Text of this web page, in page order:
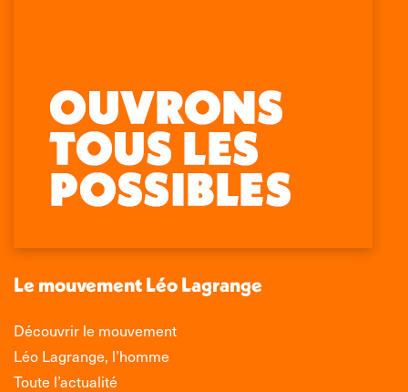
Retrouvez-nous sur :
Facebook
s'ouvre
une
fenêtre
La
page
X
s'ouvre
une
fenêtre
La
page
LinkedIn
s'ouvre
une
fenêtre
La
page
Instagram
s'ouvre
une
nouvelle
fenêtre
Le mouvement Léo Lagrange
Découvrir le mouvement
Léo Lagrange, l’homme
Toute l’actualité